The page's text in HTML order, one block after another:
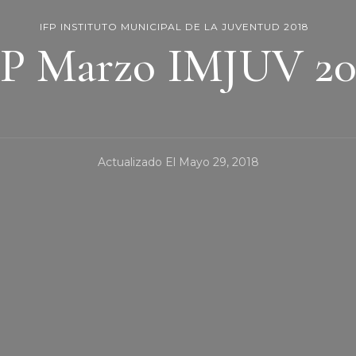
IFP INSTITUTO MUNICIPAL DE LA JUVENTUD 2018
Marzo IMJUV
Actualizado El Mayo 29, 2018